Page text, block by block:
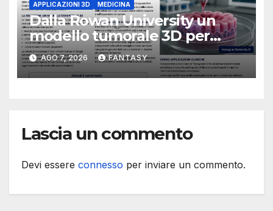
APPLICAZIONI 3D MEDICINA
Dalla Rowan University un
modello tumorale 3D per
studiare il dialogo tra cancro
e cellule staminali
AGO 7, 2026 FANTASY
Lascia un commento
Devi essere connesso per inviare un commento.